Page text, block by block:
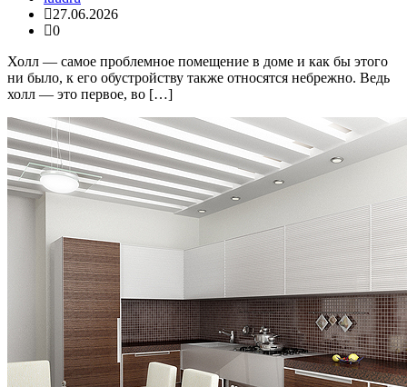
27.06.2026
0
Холл — самое проблемное помещение в доме и как бы этого
ни было, к его обустройству также относятся небрежно. Ведь
холл — это первое, во […]